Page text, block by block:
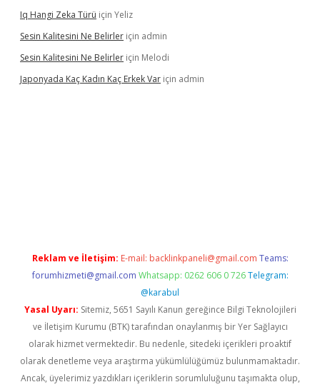
Iq Hangi Zeka Türü için Yeliz
Sesin Kalitesini Ne Belirler için admin
Sesin Kalitesini Ne Belirler için Melodi
Japonyada Kaç Kadın Kaç Erkek Var için admin
Reklam ve İletişim: E-mail: backlinkpaneli@gmail.com Teams:
forumhizmeti@gmail.com Whatsapp: 0262 606 0 726 Telegram:
@karabul
Yasal Uyarı: Sitemiz, 5651 Sayılı Kanun gereğince Bilgi Teknolojileri
ve İletişim Kurumu (BTK) tarafından onaylanmış bir Yer Sağlayıcı
olarak hizmet vermektedir. Bu nedenle, sitedeki içerikleri proaktif
olarak denetleme veya araştırma yükümlülüğümüz bulunmamaktadır.
Ancak, üyelerimiz yazdıkları içeriklerin sorumluluğunu taşımakta olup,